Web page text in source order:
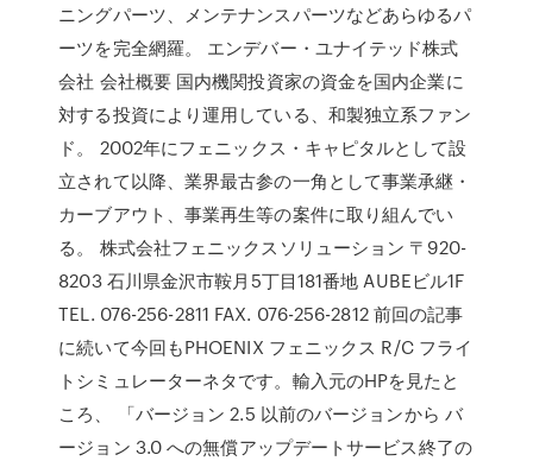
ニングパーツ、メンテナンスパーツなどあらゆるパ
ーツを完全網羅。 エンデバー・ユナイテッド株式
会社 会社概要 国内機関投資家の資金を国内企業に
対する投資により運用している、和製独立系ファン
ド。 2002年にフェニックス・キャピタルとして設
立されて以降、業界最古参の一角として事業承継・
カーブアウト、事業再生等の案件に取り組んでい
る。 株式会社フェニックスソリューション 〒920-
8203 石川県金沢市鞍月5丁目181番地 AUBEビル1F
TEL. 076-256-2811 FAX. 076-256-2812 前回の記事
に続いて今回もPHOENIX フェニックス R/C フライ
トシミュレーターネタです。輸入元のHPを見たと
ころ、 「バージョン 2.5 以前のバージョンから バ
ージョン 3.0 への無償アップデートサービス終了の